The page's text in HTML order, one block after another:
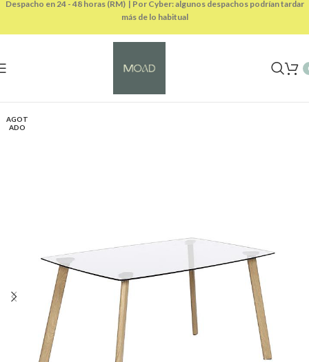
AGOT
ADO
Despacho en 24 - 48 horas (RM) | Por Cyber: algunos despachos podrían tardar
más de lo habitual